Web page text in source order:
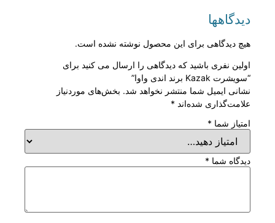
دیدگاهها
هیچ دیدگاهی برای این محصول نوشته نشده است.
اولین نفری باشید که دیدگاهی را ارسال می کنید برای
“سویشرت Kazak برند اندی واوا”
نشانی ایمیل شما منتشر نخواهد شد. بخش‌های موردنیاز
علامت‌گذاری شده‌اند *
امتیاز شما *
دیدگاه شما *